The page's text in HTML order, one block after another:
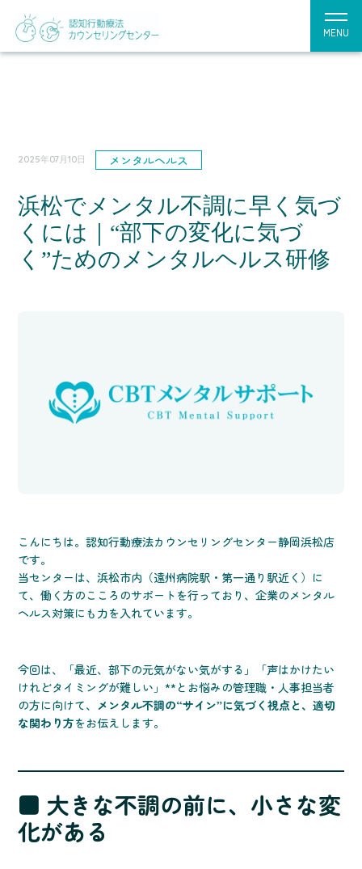
MENU
2025年07月10日 メンタルヘルス
浜松でメンタル不調に早く気づ
くには｜“部下の変化に気づ
く”ためのメンタルヘルス研修
こんにちは。認知行動療法カウンセリングセンター静岡浜松店
です。
当センターは、浜松市内（遠州病院駅・第一通り駅近く）に
て、働く方のこころのサポートを行っており、企業のメンタル
ヘルス対策にも力を入れています。
今回は、「最近、部下の元気がない気がする」「声はかけたい
けれどタイミングが難しい」**とお悩みの管理職・人事担当者
の方に向けて、 メンタル不調の“サイン”に気づく視点と、適切
な関わり方をお伝えします。
■ 大きな不調の前に、小さな変
化がある